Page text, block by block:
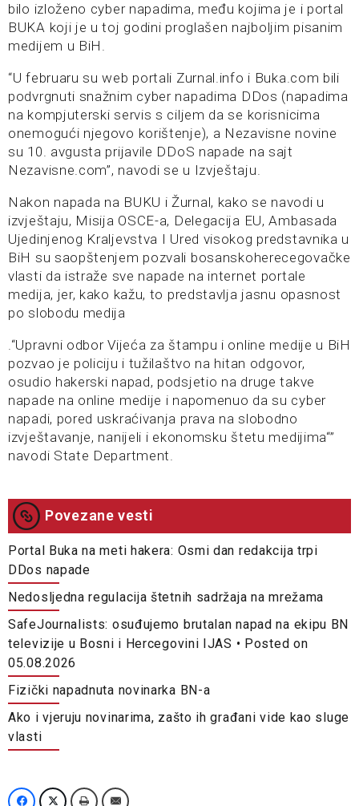
bilo izloženo cyber napadima, među kojima je i portal
BUKA koji je u toj godini proglašen najboljim pisanim
medijem u BiH.
“U februaru su web portali Zurnal.info i Buka.com bili
podvrgnuti snažnim cyber napadima DDos (napadima
na kompjuterski servis s ciljem da se korisnicima
onemogući njegovo korištenje), a Nezavisne novine
su 10. avgusta prijavile DDoS napade na sajt
Nezavisne.com”, navodi se u Izvještaju.
Nakon napada na BUKU i Žurnal, kako se navodi u
izvještaju, Misija OSCE-a, Delegacija EU, Ambasada
Ujedinjenog Kraljevstva I Ured visokog predstavnika u
BiH su saopštenjem pozvali bosanskoherecegovačke
vlasti da istraže sve napade na internet portale
medija, jer, kako kažu, to predstavlja jasnu opasnost
po slobodu medija
.“Upravni odbor Vijeća za štampu i online medije u BiH
pozvao je policiju i tužilaštvo na hitan odgovor,
osudio hakerski napad, podsjetio na druge takve
napade na online medije i napomenuo da su cyber
napadi, pored uskraćivanja prava na slobodno
izvještavanje, nanijeli i ekonomsku štetu medijima“”
navodi State Department.
Povezane vesti
Portal Buka na meti hakera: Osmi dan redakcija trpi
DDos napade
Nedosljedna regulacija štetnih sadržaja na mrežama
SafeJournalists: osuđujemo brutalan napad na ekipu BN
televizije u Bosni i Hercegovini IJAS •︎ Posted on
05.08.2026
Fizički napadnuta novinarka BN-a
Ako i vjeruju novinarima, zašto ih građani vide kao sluge
vlasti